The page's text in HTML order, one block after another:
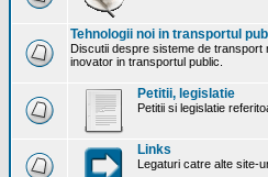
Tehnologii noi in transportul
Discutii despre sisteme de
inovator in transportul public.
Petitii, legislatie
Petitii si legislatie
Links
Legaturi catre alte site-